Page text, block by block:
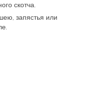
скотча.
запястья или